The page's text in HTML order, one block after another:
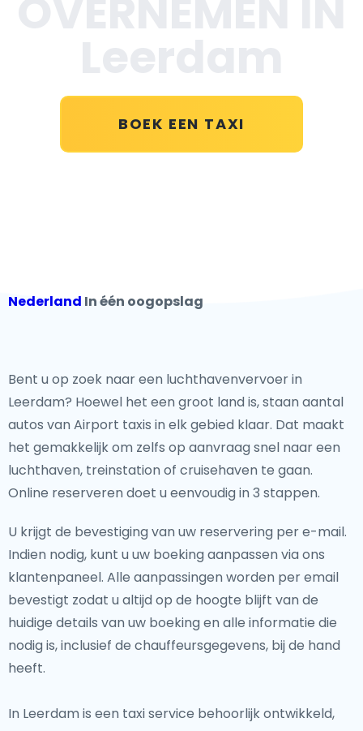
BOEK EEN TAXI
Nederland In één oogopslag
Bent u op zoek naar een luchthavenvervoer in
Leerdam? Hoewel het een groot land is, staan aantal
autos van Airport taxis in elk gebied klaar. Dat maakt
het gemakkelijk om zelfs op aanvraag snel naar een
luchthaven, treinstation of cruisehaven te gaan.
Online reserveren doet u eenvoudig in 3 stappen.
U krijgt de bevestiging van uw reservering per e-mail.
Indien nodig, kunt u uw boeking aanpassen via ons
klantenpaneel. Alle aanpassingen worden per email
bevestigt zodat u altijd op de hoogte blijft van de
huidige details van uw boeking en alle informatie die
nodig is, inclusief de chauffeursgegevens, bij de hand
heeft.
In Leerdam is een taxi service behoorlijk ontwikkeld,